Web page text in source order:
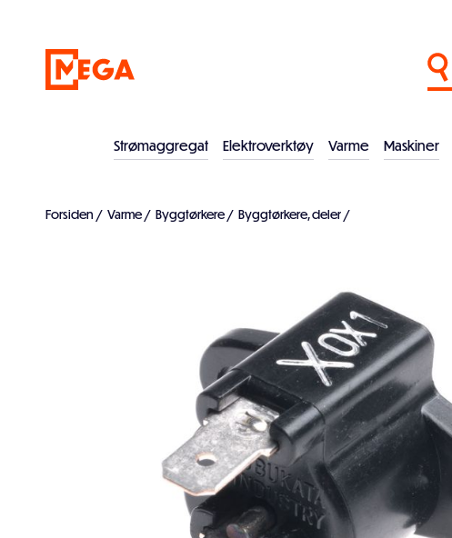
Strømaggregat Elektroverktøy Varme Maskiner
Forsiden / Varme / Byggtørkere / Byggtørkere, deler /